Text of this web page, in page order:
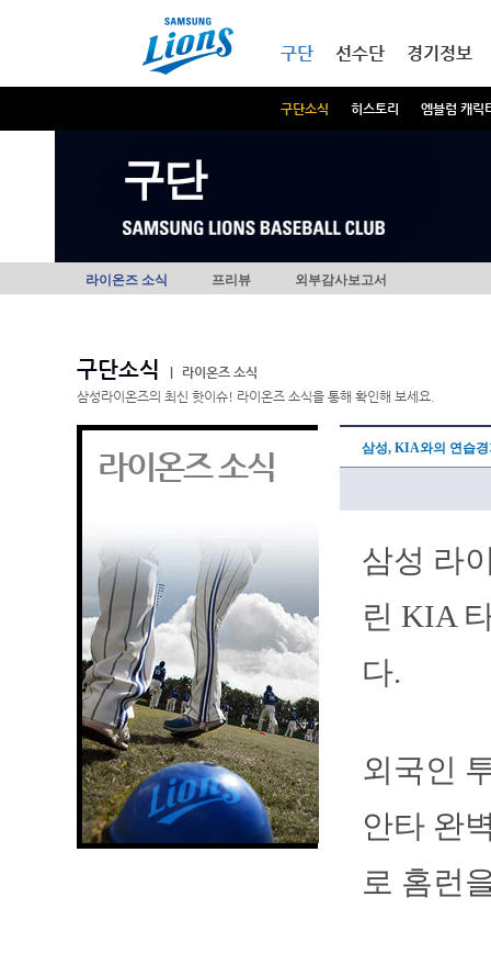
구단
구단소식 히스토리 엠블럼 캐릭
선수단 경기정보
구단
라이온즈 소식 프리뷰 외부감사보고서
구단소식
라이온즈 소식
삼성라이온즈의 최신 핫이슈! 라이온즈 소식을 통해 확인해 보세요.
라이온즈 소식 삼성, KIA와의 연습경
삼성 라
린 KIA
다.
외국인
안타 완
로 홈런